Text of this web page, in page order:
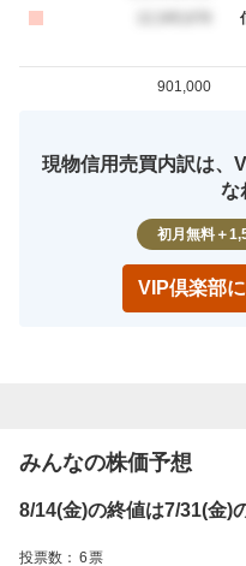
901,000
現物信用売買内訳は、
な
初月無料＋
VIP倶楽部
みんなの株価予想
8/14(金)の終値は7/31(金)
投票数： 6票